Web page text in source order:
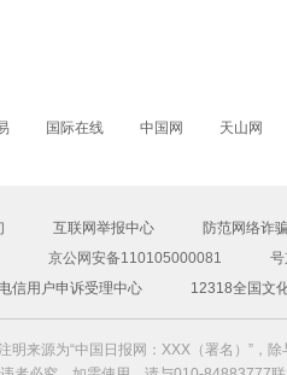
国际在线 中国网 天山网
互联网举报中心 防范网络诈
京公网安备110105000081
信用户申诉受理中心
12318全国文
明来源为“中国日报网：XXX（署名）”，